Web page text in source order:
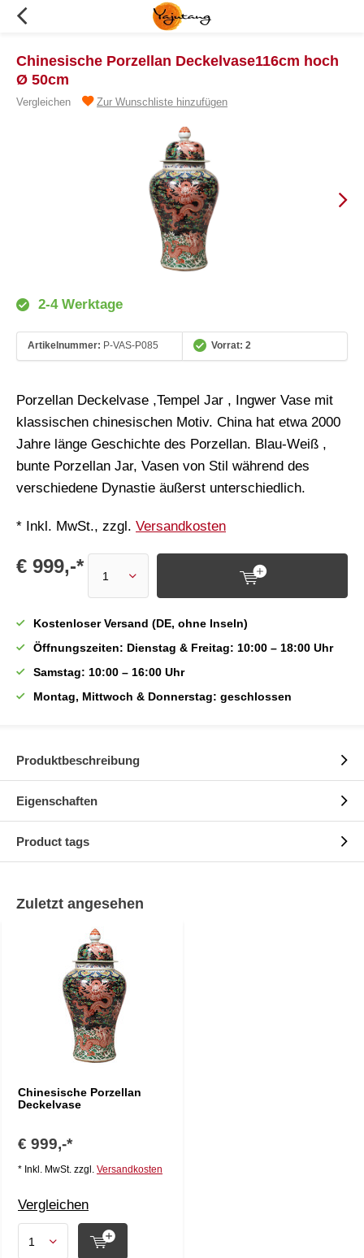
Chinesische Porzellan Deckelvase116cm hoch
Ø 50cm
Vergleichen Zur Wunschliste hinzufügen
2-4 Werktage
Artikelnummer: P-VAS-P085 Vorrat: 2
Porzellan Deckelvase ,Tempel Jar , Ingwer Vase mit
klassischen chinesischen Motiv. China hat etwa 2000
Jahre länge Geschichte des Porzellan. Blau-Weiß ,
bunte Porzellan Jar, Vasen von Stil während des
verschiedene Dynastie äußerst unterschiedlich.
* Inkl. MwSt., zzgl. Versandkosten
€ 999,-*
Kostenloser Versand (DE, ohne Inseln)
Öffnungszeiten: Dienstag & Freitag: 10:00 – 18:00 Uhr
Samstag: 10:00 – 16:00 Uhr
Montag, Mittwoch & Donnerstag: geschlossen
Produktbeschreibung
Eigenschaften
Product tags
Zuletzt angesehen
Chinesische Porzellan
Deckelvase
€ 999,-*
* Inkl. MwSt. zzgl. Versandkosten
Vergleichen